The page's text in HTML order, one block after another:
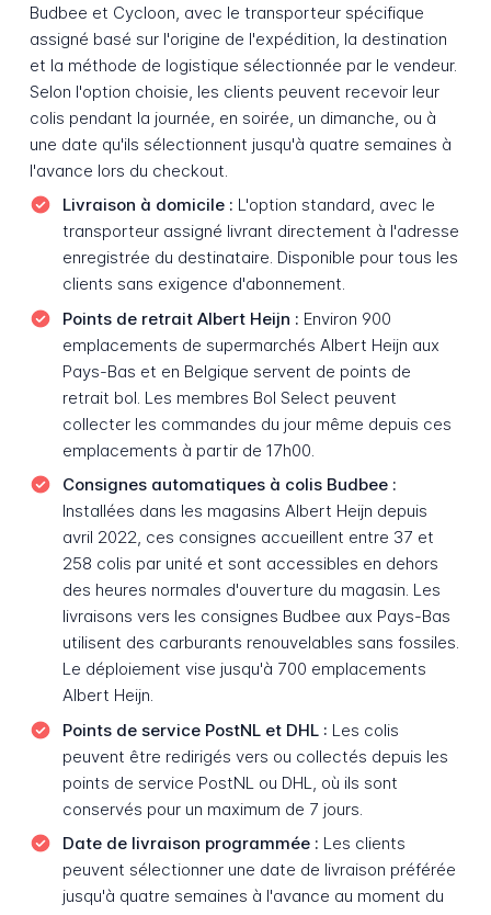
Budbee et Cycloon, avec le transporteur spécifique
assigné basé sur l'origine de l'expédition, la destination
et la méthode de logistique sélectionnée par le vendeur.
Selon l'option choisie, les clients peuvent recevoir leur
colis pendant la journée, en soirée, un dimanche, ou à
une date qu'ils sélectionnent jusqu'à quatre semaines à
l'avance lors du checkout.
Livraison à domicile : L'option standard, avec le
transporteur assigné livrant directement à l'adresse
enregistrée du destinataire. Disponible pour tous les
clients sans exigence d'abonnement.
Points de retrait Albert Heijn : Environ 900
emplacements de supermarchés Albert Heijn aux
Pays-Bas et en Belgique servent de points de
retrait bol. Les membres Bol Select peuvent
collecter les commandes du jour même depuis ces
emplacements à partir de 17h00.
Consignes automatiques à colis Budbee :
Installées dans les magasins Albert Heijn depuis
avril 2022, ces consignes accueillent entre 37 et
258 colis par unité et sont accessibles en dehors
des heures normales d'ouverture du magasin. Les
livraisons vers les consignes Budbee aux Pays-Bas
utilisent des carburants renouvelables sans fossiles.
Le déploiement vise jusqu'à 700 emplacements
Albert Heijn.
Points de service PostNL et DHL : Les colis
peuvent être redirigés vers ou collectés depuis les
points de service PostNL ou DHL, où ils sont
conservés pour un maximum de 7 jours.
Date de livraison programmée : Les clients
peuvent sélectionner une date de livraison préférée
jusqu'à quatre semaines à l'avance au moment du